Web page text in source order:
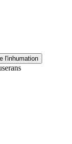
l'inhumation